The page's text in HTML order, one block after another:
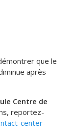
que le
après
Centre de
reportez-
center-